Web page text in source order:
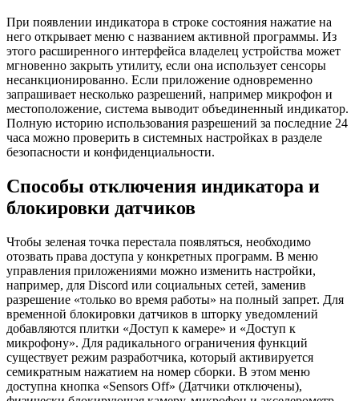
При появлении индикатора в строке состояния нажатие на
него открывает меню с названием активной программы. Из
этого расширенного интерфейса владелец устройства может
мгновенно закрыть утилиту, если она использует сенсоры
несанкционированно. Если приложение одновременно
запрашивает несколько разрешений, например микрофон и
местоположение, система выводит объединенный индикатор.
Полную историю использования разрешений за последние 24
часа можно проверить в системных настройках в разделе
безопасности и конфиденциальности.
Способы отключения индикатора и
блокировки датчиков
Чтобы зеленая точка перестала появляться, необходимо
отозвать права доступа у конкретных программ. В меню
управления приложениями можно изменить настройки,
например, для Discord или социальных сетей, заменив
разрешение «только во время работы» на полный запрет. Для
временной блокировки датчиков в шторку уведомлений
добавляются плитки «Доступ к камере» и «Доступ к
микрофону». Для радикального ограничения функций
существует режим разработчика, который активируется
семикратным нажатием на номер сборки. В этом меню
доступна кнопка «Sensors Off» (Датчики отключены),